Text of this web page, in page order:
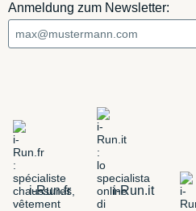
Anmeldung zum Newsletter:
i-Run.fr i-Run.it